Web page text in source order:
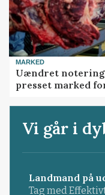
MARKED
Uændret
presset marked
Vi går i
Landmand på
Tag med